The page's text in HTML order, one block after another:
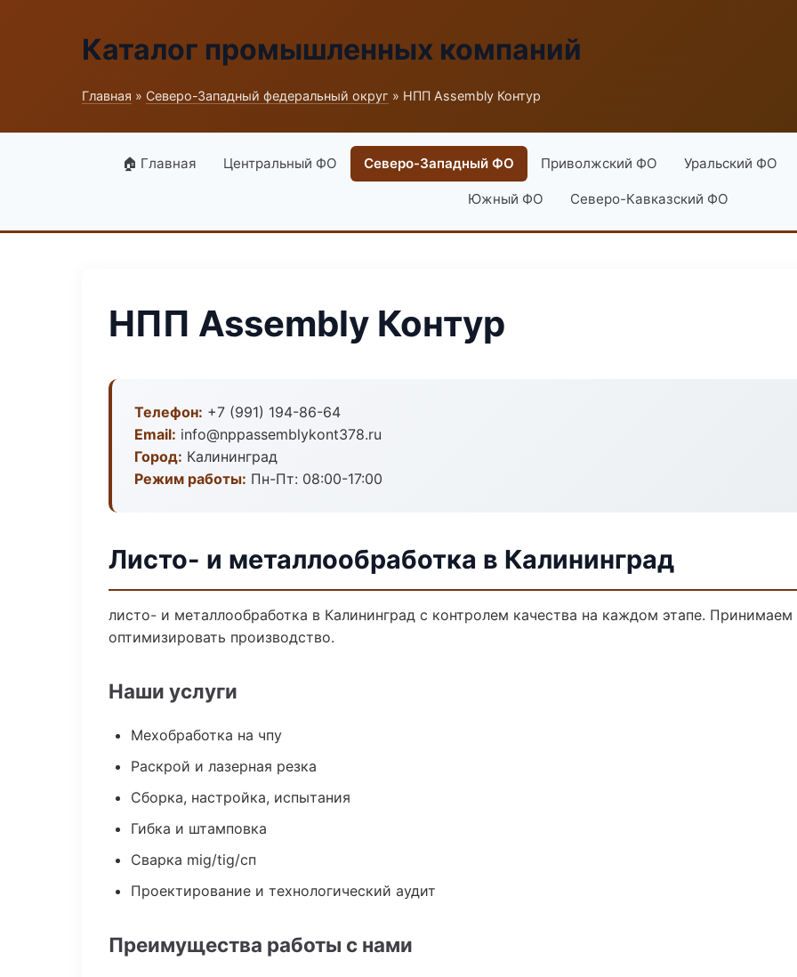
Каталог промышленных компаний
Главная » Северо-Западный федеральный округ » НПП Assembly Контур
🏠 Главная Центральный ФО Северо-Западный ФО Приволжский ФО Уральский ФО
Южный ФО Северо-Кавказский ФО
НПП Assembly Контур
Телефон: +7 (991) 194-86-64
Email: info@nppassemblykont378.ru
Город: Калининград
Режим работы: Пн-Пт: 08:00-17:00
Листо- и металлообработка в Калининград
листо- и металлообработка в Калининград с контролем качества на каждом этапе.
оптимизировать производство.
Наши услуги
Мехобработка на чпу
Раскрой и лазерная резка
Сборка, настройка, испытания
Гибка и штамповка
Сварка mig/tig/сп
Проектирование и технологический аудит
Преимущества работы с нами